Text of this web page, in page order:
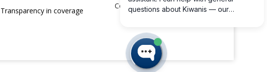
Transparency in coverage
Contáctanos